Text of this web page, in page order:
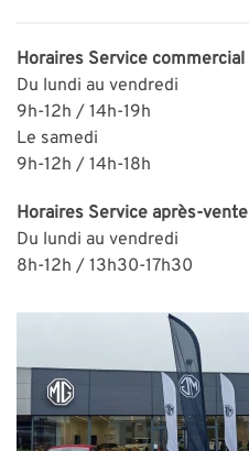
Horaires Service commercial
Du lundi au vendredi
9h-12h / 14h-19h
Le samedi
9h-12h / 14h-18h
Horaires Service après-vente
Du lundi au vendredi
8h-12h / 13h30-17h30